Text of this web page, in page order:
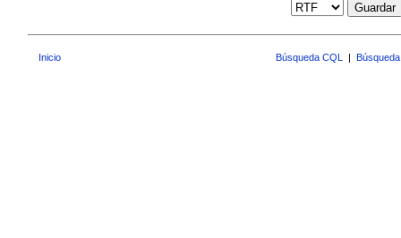
Guardar
Inicio Búsqueda CQL